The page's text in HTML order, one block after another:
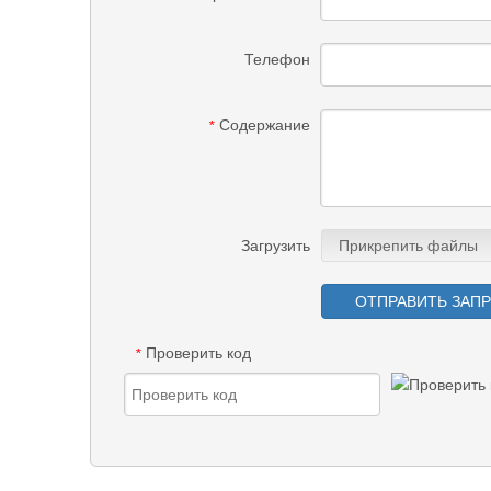
Телефон
* Содержание
Загрузить Прикрепить файлы
ОТПРАВИТЬ
* Проверить код